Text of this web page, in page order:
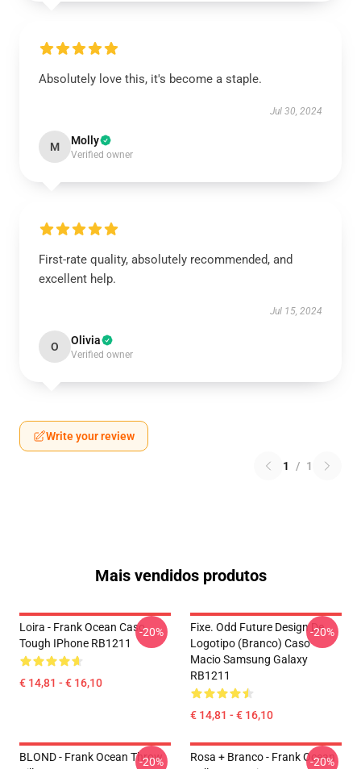
Absolutely love this, it's become a staple.
Jul 30, 2024
M Molly
Verified owner
First-rate quality, absolutely recommended, and
excellent help.
Jul 15, 2024
O Olivia
Verified owner
Write your review
1 / 1
Mais vendidos produtos
Loira - Frank Ocean Caso
Tough IPhone RB1211
€ 14,81 - € 16,10
-20%
Fixe. Odd Future Design De
Logotipo (branco) Caso
Macio Samsung Galaxy
RB1211
€ 14,81 - € 16,10
-20%
BLOND - Frank Ocean Throw
-20%
Rosa + Branco - Frank Ocean
-20%